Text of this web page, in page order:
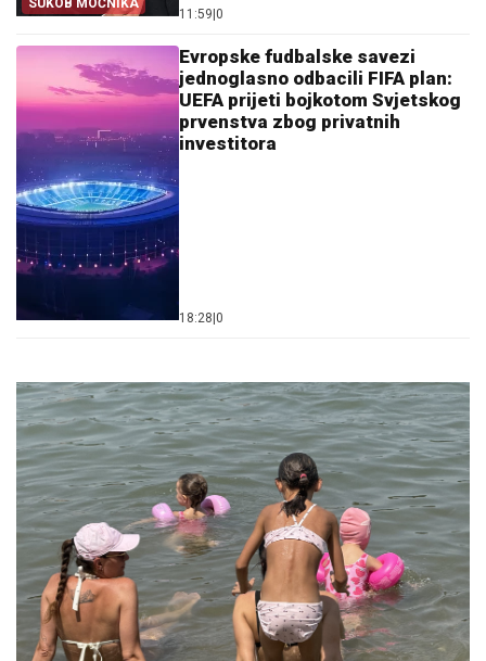
SUKOB MOĆNIKA
11:59 0
Evropske fudbalske savezi
jednoglasno odbacili FIFA plan:
UEFA prijeti bojkotom Svjetskog
prvenstva zbog privatnih
investitora
18:28 0